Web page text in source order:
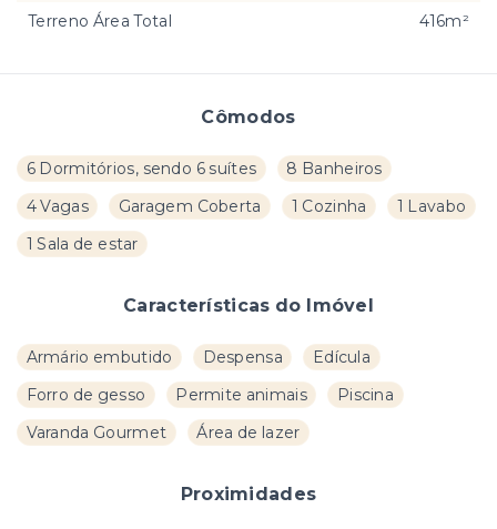
Cômodos
6 Dormitórios, sendo 6 suítes
8 Banheiros
4 Vagas
Garagem Coberta 1 Cozinha
1 Lavabo
1 Sala de estar
Características do Imóvel
Armário embutido Despensa
Edícula
Forro de gesso
Permite animais
Piscina
Varanda Gourmet
Área de lazer
Proximidades
Terreno Área Total
416m²